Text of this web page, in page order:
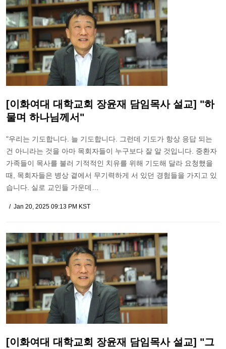
[이화여대 대학교회 장윤재 담임목사 설교] "하
물며 하나님께서"
"우리는 기도합니다. 늘 기도합니다. 그런데 기도가 항상 응답 되는
건 아니라는 것을 아마 목회자들이 누구보다 잘 알 것입니다. 중환자
가족들이 목사를 불러 기적적인 치유를 위해 기도해 달라 요청했을
때, 목회자들은 병상 곁에서 무기력하게 서 있던 경험들을 가지고 있
습니다. 실로 교인들 가운데…
Jan 20, 2025 09:13 PM KST
[이화여대 대학교회 장윤재 담임목사 설교] "그